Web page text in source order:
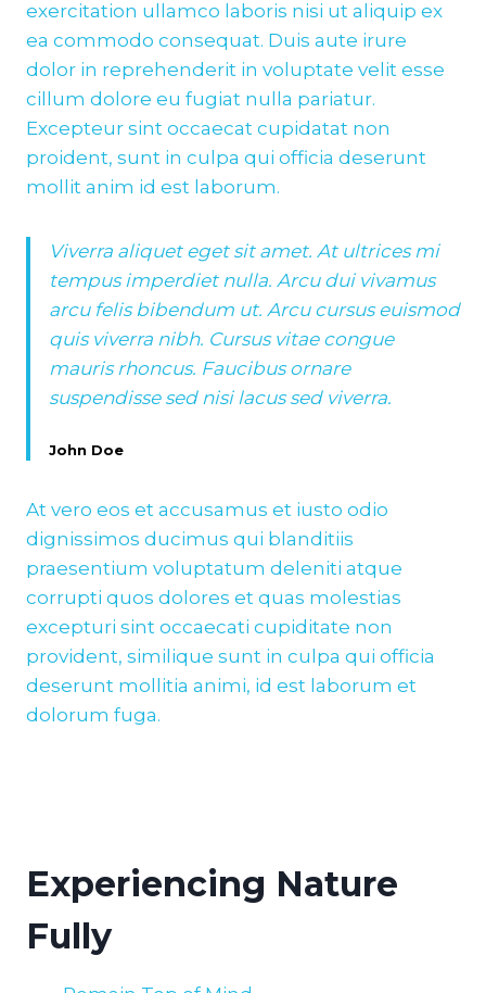
exercitation ullamco laboris nisi ut aliquip ex
ea commodo consequat. Duis aute irure
dolor in reprehenderit in voluptate velit esse
cillum dolore eu fugiat nulla pariatur.
Excepteur sint occaecat cupidatat non
proident, sunt in culpa qui officia deserunt
mollit anim id est laborum.
Viverra aliquet eget sit amet. At ultrices mi
tempus imperdiet nulla. Arcu dui vivamus
arcu felis bibendum ut. Arcu cursus euismod
quis viverra nibh. Cursus vitae congue
mauris rhoncus. Faucibus ornare
suspendisse sed nisi lacus sed viverra.
John Doe
At vero eos et accusamus et iusto odio
dignissimos ducimus qui blanditiis
praesentium voluptatum deleniti atque
corrupti quos dolores et quas molestias
excepturi sint occaecati cupiditate non
provident, similique sunt in culpa qui officia
deserunt mollitia animi, id est laborum et
dolorum fuga.
Experiencing Nature
Fully